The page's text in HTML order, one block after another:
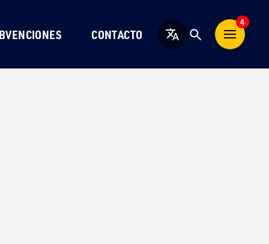
CONTACTO Español
4